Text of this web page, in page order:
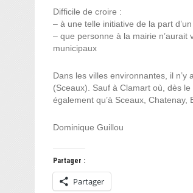
Difficile de croire :
– à une telle initiative de la part
– que personne à la mairie
municipaux
Dans les villes environnantes, il
(Sceaux). Sauf à Clamart où, dès
également qu’à Sceaux,
Dominique Guillou
Partager :
Partager